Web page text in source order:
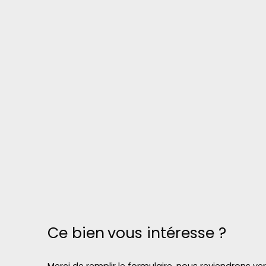
Ce bienvous intéresse ?